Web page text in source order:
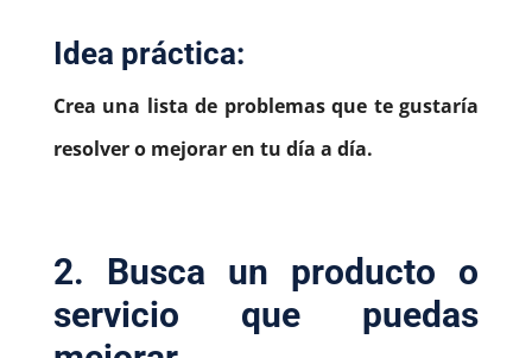
Idea práctica:
Crea una lista de problemas que te gustaría
resolver o mejorar en tu día a día.
2. Busca un producto o
servicio que puedas